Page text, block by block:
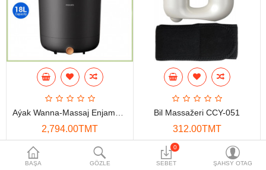
Öý enjamlary
Telefon ulgamy
Akylly öý
Ykjam enjamlar
Proýektorlar
Gurallar
Oýun konsoly
BAŞA GÖZLE
0
SEBET ŞAHSY OTAG
2,794.00TMT
Bil Massažeri CCY-051
312.00TMT